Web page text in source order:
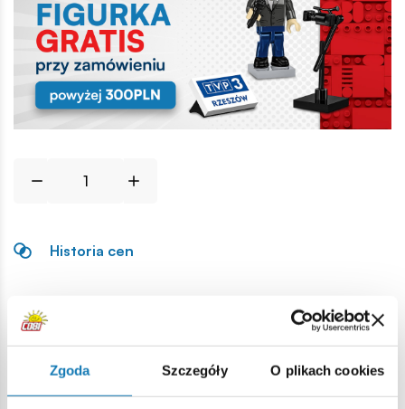
Zgoda Szczegóły O plikach cookies
Historia cen
Opis
Lokalizacja produktu:
Strona główna Klocki na sztuki Akcesoria ogólne